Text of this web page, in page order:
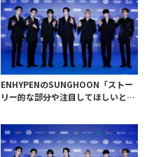
ENHYPENのSUNGHOON「ストー
リー的な部分や注目してほしいとこ
AWARDS JAPAN」レカペに登場